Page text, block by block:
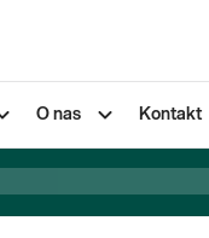
O nas Kontakt